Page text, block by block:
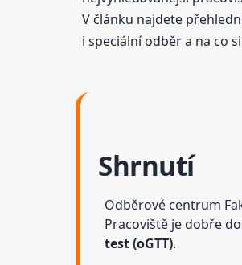
V článku najdete
i speciální odběr a na co
Shrnutí
Odběrové centrum
Pracoviště je dobře
test (oGTT).